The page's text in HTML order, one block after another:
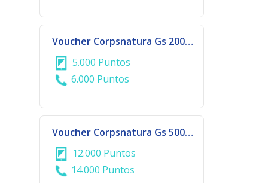
Voucher Corpsnatura Gs 200.000
5.000 Puntos
6.000 Puntos
Voucher Corpsnatura Gs 500.000
12.000 Puntos
14.000 Puntos